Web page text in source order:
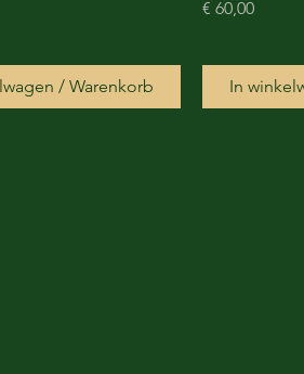
/ Warenkorb
Prijs
€ 60,00
In